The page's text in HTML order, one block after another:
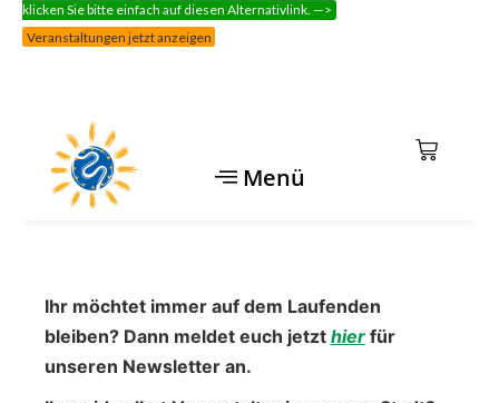
klicken Sie bitte einfach auf diesen Alternativlink. —>
Veranstaltungen jetzt anzeigen